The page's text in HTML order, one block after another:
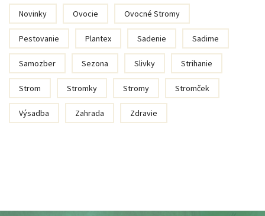
Novinky Ovocie Ovocné Stromy
Pestovanie Plantex Sadenie Sadime
Samozber Sezona Slivky Strihanie
Strom Stromky Stromy Stromček
Výsadba Zahrada Zdravie